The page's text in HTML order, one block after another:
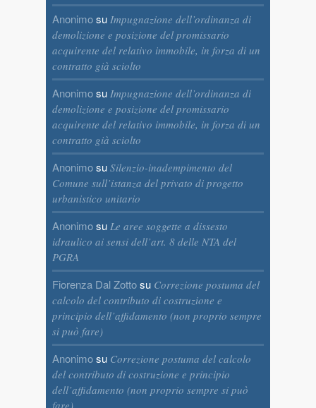
Anonimosu Impugnazione dell’ordinanza di
demolizione e posizione del promissario
acquirente del relativo immobile, in forza di un
contratto già sciolto
Anonimosu Impugnazione dell’ordinanza di
demolizione e posizione del promissario
acquirente del relativo immobile, in forza di un
contratto già sciolto
Anonimosu Silenzio-inadempimento del
Comune sull’istanza del privato di progetto
urbanistico unitario
Anonimosu Le aree soggette a dissesto
idraulico ai sensi dell’art. 8 delle NTA del
PGRA
Fiorenza Dal Zottosu Correzione postuma del
calcolo del contributo di costruzione e
principio dell’affidamento (non proprio sempre
si può fare)
Anonimosu Correzione postuma del calcolo
del contributo di costruzione e principio
dell’affidamento (non proprio sempre si può